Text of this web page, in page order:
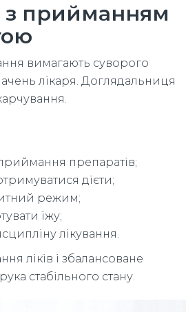
прийманням
вимагають суворого
лікаря. Доглядальниця
препаратів;
дієти;
режим;
їжу;
лікування.
ліків і збалансоване
стабільного стану.